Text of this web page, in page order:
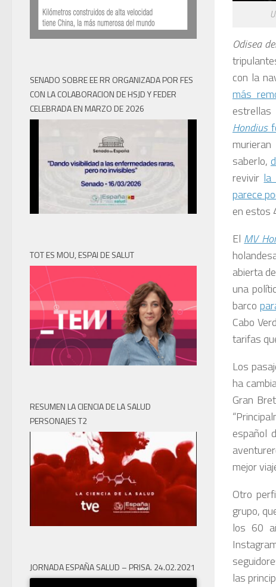
Odisea
con la
más
Hondius
saberlo,
revivir la
parece
en estos
El MV
abierta
una
barco
Cabo
tarifas
Los
ha
Gran
español
mejor
Otro
grupo,
los 60
las
SENADO SOBRE EE RR ORGANIZADA POR FES
CON LA COLABORACION DE HSJD Y FEDER
CELEBRADA EN MARZO DE 2026
TOT ES MOU, ESPAI DE SALUT
RESUMEN LA CIENCIA DE LA SALUD
PERSONAJES T2
JORNADA ESPAÑA SALUD – PRISA. 24.02.2021